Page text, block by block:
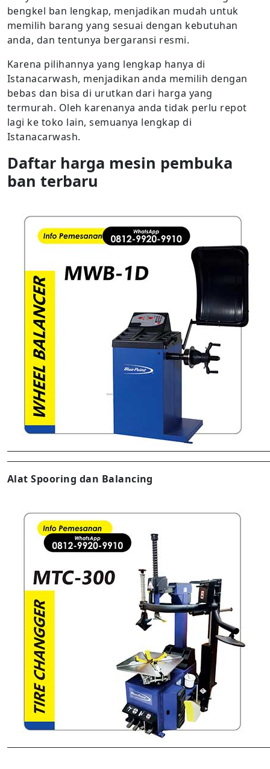
bengkel ban lengkap, menjadikan mudah untuk
memilih barang yang sesuai dengan kebutuhan
anda, dan tentunya bergaransi resmi.
Karena pilihannya yang lengkap hanya di
Istanacarwash, menjadikan anda memilih dengan
bebas dan bisa di urutkan dari harga yang
termurah. Oleh karenanya anda tidak perlu repot
lagi ke toko lain, semuanya lengkap di
Istanacarwash.
Daftar harga mesin pembuka
ban terbaru
Alat Spooring dan Balancing